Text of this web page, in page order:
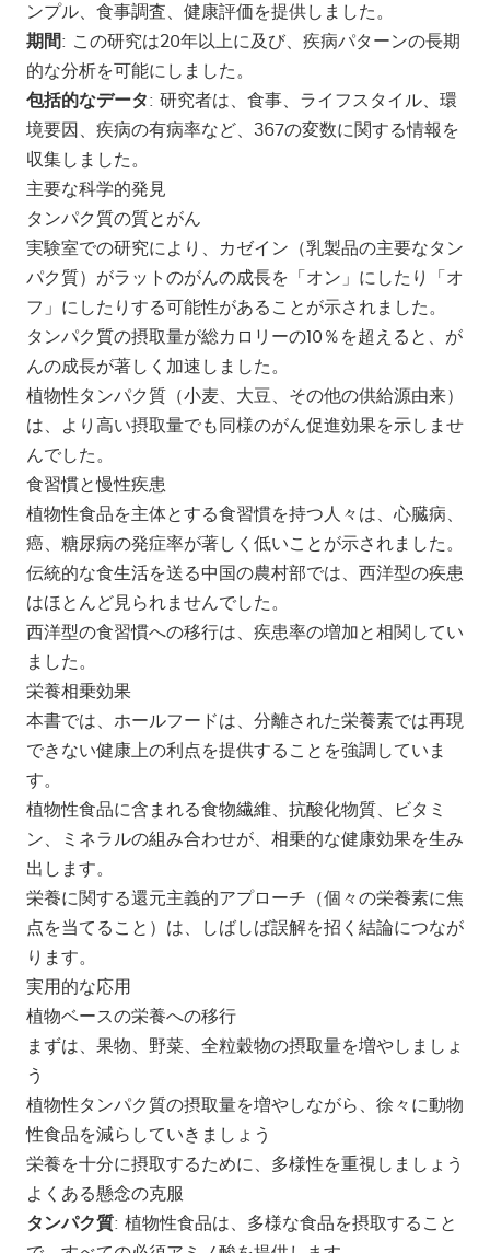
ンプル、食事調査、健康評価を提供しました。
期間: この研究は20年以上に及び、疾病パターンの長期
的な分析を可能にしました。
包括的なデータ: 研究者は、食事、ライフスタイル、環
境要因、疾病の有病率など、367の変数に関する情報を
収集しました。
主要な科学的発見
タンパク質の質とがん
実験室での研究により、カゼイン（乳製品の主要なタン
パク質）がラットのがんの成長を「オン」にしたり「オ
フ」にしたりする可能性があることが示されました。
タンパク質の摂取量が総カロリーの10％を超えると、が
んの成長が著しく加速しました。
植物性タンパク質（小麦、大豆、その他の供給源由来）
は、より高い摂取量でも同様のがん促進効果を示しませ
んでした。
食習慣と慢性疾患
植物性食品を主体とする食習慣を持つ人々は、心臓病、
癌、糖尿病の発症率が著しく低いことが示されました。
伝統的な食生活を送る中国の農村部では、西洋型の疾患
はほとんど見られませんでした。
西洋型の食習慣への移行は、疾患率の増加と相関してい
ました。
栄養相乗効果
本書では、ホールフードは、分離された栄養素では再現
できない健康上の利点を提供することを強調していま
す。
植物性食品に含まれる食物繊維、抗酸化物質、ビタミ
ン、ミネラルの組み合わせが、相乗的な健康効果を生み
出します。
栄養に関する還元主義的アプローチ（個々の栄養素に焦
点を当てること）は、しばしば誤解を招く結論につなが
ります。
実用的な応用
植物ベースの栄養への移行
まずは、果物、野菜、全粒穀物の摂取量を増やしましょ
う
植物性タンパク質の摂取量を増やしながら、徐々に動物
性食品を減らしていきましょう
栄養を十分に摂取するために、多様性を重視しましょう
よくある懸念の克服
タンパク質: 植物性食品は、多様な食品を摂取すること